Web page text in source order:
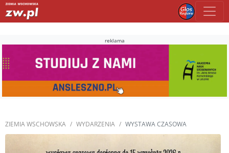
reklama
ZIEMIA WSCHOWSKA WYDARZENIA WYSTAWA CZASOWA